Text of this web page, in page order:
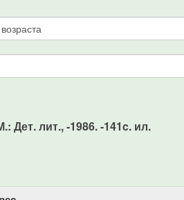
Дет. лит., -1986. -141c. ил.